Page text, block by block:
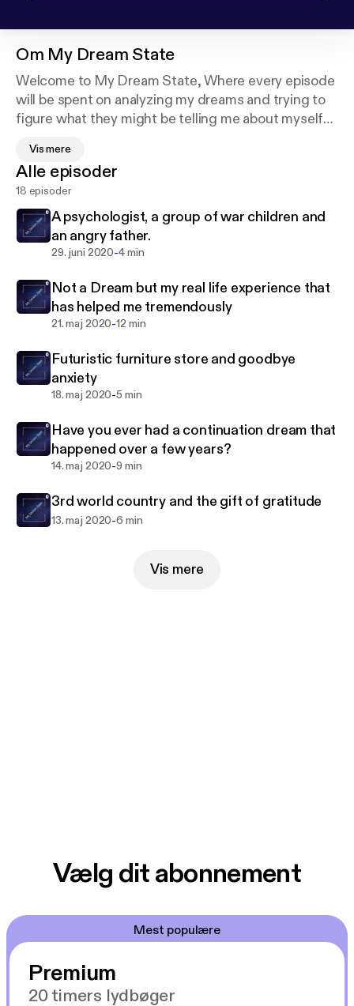
Om My Dream State
Welcome to My Dream State, Where every episode
will be spent on analyzing my dreams and trying to
figure what they might be telling me about myself
Please subscribe and let me know if you can come
up with other messages.
Or tell me about your dreams.
Thanks
-Caesar Cordero-
Vis mere
Alle episoder
18 episoder
A psychologist, a group of war children and
an angry father.
29. juni 2020-4 min
Not a Dream but my real life experience that
has helped me tremendously
21. maj 2020-12 min
Futuristic furniture store and goodbye
anxiety
18. maj 2020-5 min
Have you ever had a continuation dream that
happened over a few years?
14. maj 2020-9 min
3rd world country and the gift of gratitude
13. maj 2020-6 min
Vis mere
Vælg dit abonnement
Mest populære
Premium
20 timers lydbøger